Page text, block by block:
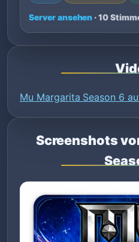
Server ansehen · 10
Mu Margarita Season 6
Screenshots